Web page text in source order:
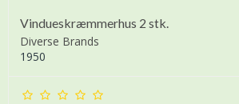
Vindueskræmmerhus 2 stk.
Diverse Brands
1950